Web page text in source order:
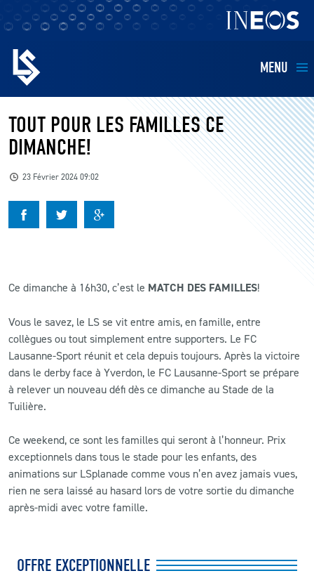
MENU
EQUIPES
BILLETTERIE
KIDS
CLUB
CONTACT
L’APP DU LS
LS ACADEMY CAMPS
PRESSE ET MEDIAS
TOUT POUR LES FAMILLES CE
DIMANCHE!
23 Février 2024 09:02
Ce dimanche à 16h30, c’est le MATCH DES FAMILLES!
Vous le savez, le LS se vit entre amis, en famille, entre
collègues ou tout simplement entre supporters. Le FC
Lausanne-Sport réunit et cela depuis toujours. Après la victoire
dans le derby face à Yverdon, le FC Lausanne-Sport se prépare
à relever un nouveau défi dès ce dimanche au Stade de la
Tuilière.
Ce weekend, ce sont les familles qui seront à l’honneur. Prix
exceptionnels dans tous le stade pour les enfants, des
animations sur LSplanade comme vous n’en avez jamais vues,
rien ne sera laissé au hasard lors de votre sortie du dimanche
après-midi avec votre famille.
OFFRE EXCEPTIONNELLE